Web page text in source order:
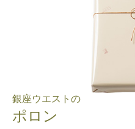
銀座ウエストの
ポロン